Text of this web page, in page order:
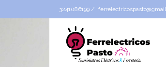
3241086199 /